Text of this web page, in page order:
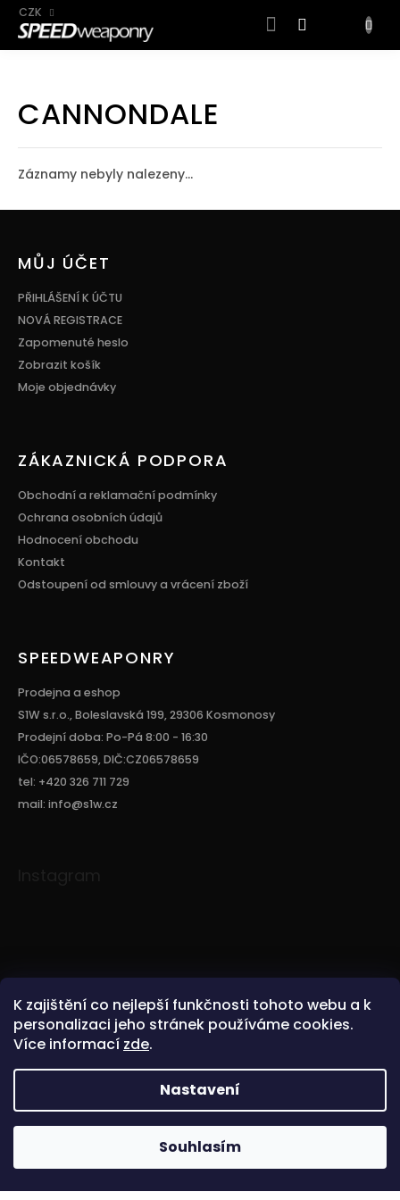
K zajištění co nejlepší funkčnosti tohoto webu a k
personalizaci jeho stránek používáme cookies.
Více informací zde.
Nastavení
Souhlasím
obsah
CZK
CANNONDALE
Záznamy nebyly nalezeny...
MŮJ ÚČET
PŘIHLÁŠENÍ K ÚČTU
NOVÁ REGISTRACE
Zapomenuté heslo
Zobrazit košík
Moje objednávky
ZÁKAZNICKÁ PODPORA
Obchodní a reklamační podmínky
Ochrana osobních údajů
Hodnocení obchodu
Kontakt
Odstoupení od smlouvy a vrácení zboží
SPEEDWEAPONRY
Prodejna a eshop
S1W s.r.o., Boleslavská 199, 29306 Kosmonosy
Prodejní doba: Po-Pá 8:00 - 16:30
IČO:06578659, DIČ:CZ06578659
tel: +420 326 711 729
mail: info@s1w.cz
Sledovat na Instagramu
Vytvořil Shoptet
Copyright 2026S1W.CZ